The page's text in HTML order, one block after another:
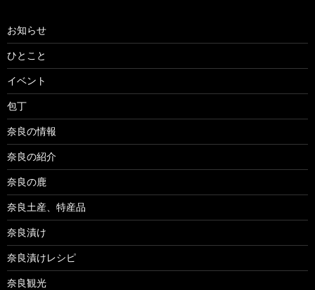
お知らせ
ひとこと
イベント
包丁
奈良の情報
奈良の紹介
奈良の鹿
奈良土産、特産品
奈良漬け
奈良漬けレシピ
奈良観光